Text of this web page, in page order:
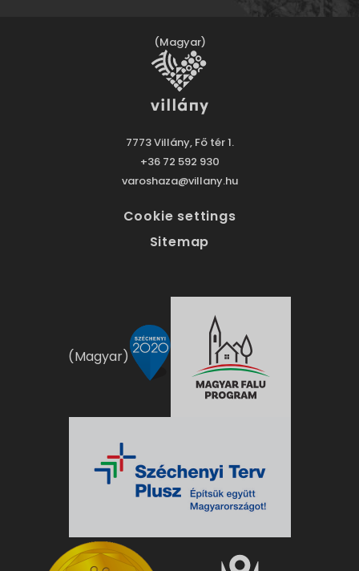
(Magyar)
7773 Villány, Fő tér 1.
+36 72 592 930
varoshaza@villany.hu
Cookie settings
Sitemap
(Magyar)